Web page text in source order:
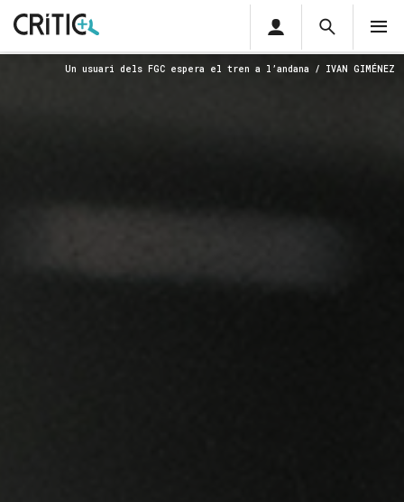
Cerca
Cerca
privada
Subscriu-t'hiUn usuari dels FGC espera el tren a l’andana / IVAN GIMÉNEZ